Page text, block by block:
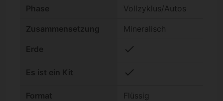
Phase Vollzyklus/Autos
Zusammensetzung Mineralisch
Erde check
Es ist ein Kit check
Format Flüssig